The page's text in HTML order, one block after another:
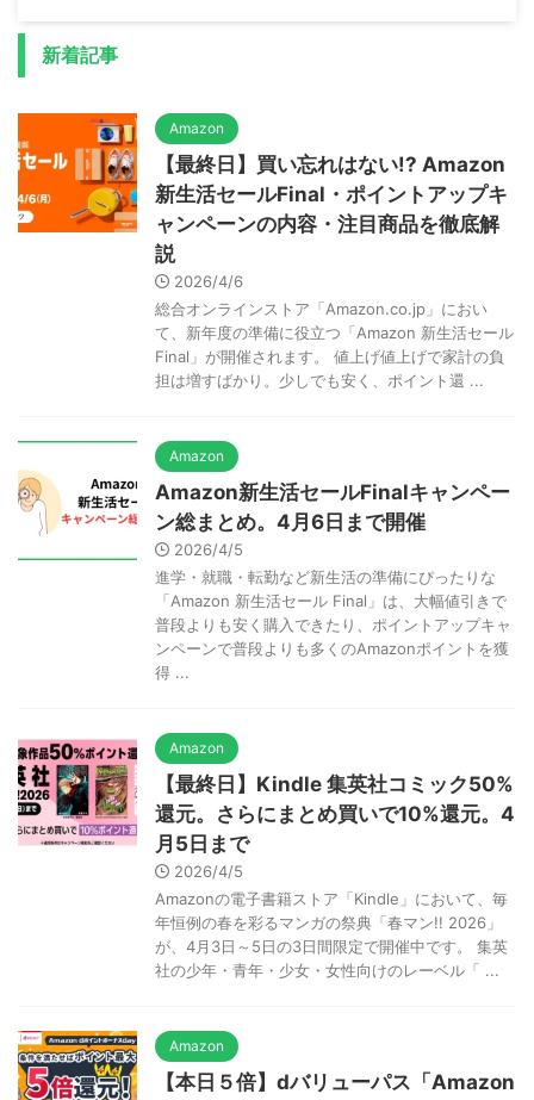
新着記事
Amazon
【最終日】買い忘れはない!? Amazon
新生活セールFinal・ポイントアップキ
ャンペーンの内容・注目商品を徹底解
説
2026/4/6
総合オンラインストア「Amazon.co.jp」におい
て、新年度の準備に役立つ「Amazon 新生活セール
Final」が開催されます。 値上げ値上げで家計の負
担は増すばかり。少しでも安く、ポイント還 ...
Amazon
Amazon新生活セールFinalキャンペー
ン総まとめ。4月6日まで開催
2026/4/5
進学・就職・転勤など新生活の準備にぴったりな
「Amazon 新生活セール Final」は、大幅値引きで
普段よりも安く購入できたり、ポイントアップキャ
ンペーンで普段よりも多くのAmazonポイントを獲
得 ...
Amazon
【最終日】Kindle 集英社コミック50%
還元。さらにまとめ買いで10%還元。4
月5日まで
2026/4/5
Amazonの電子書籍ストア「Kindle」において、毎
年恒例の春を彩るマンガの祭典「春マン!! 2026」
が、4月3日～5日の3日間限定で開催中です。 集英
社の少年・青年・少女・女性向けのレーベル「 ...
Amazon
【本日５倍】dバリューパス「Amazon